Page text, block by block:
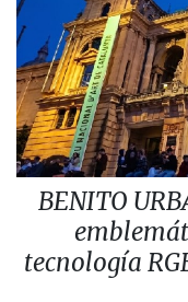
BENITO
tecnología